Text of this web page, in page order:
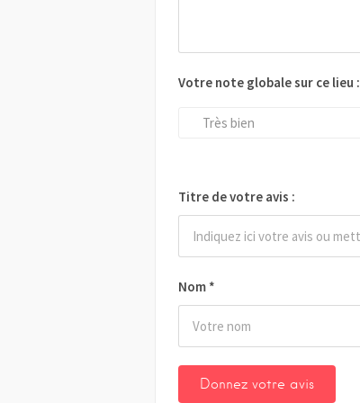
Nom *
Votre note globale sur ce lieu :
Très bien
Titre de votre avis :